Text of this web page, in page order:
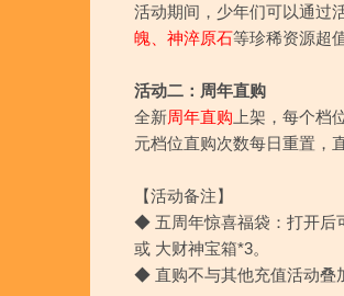
活动期间，少年们可以通过
魄
神淬原石等珍稀资源超
活动二：周年直购
全新周年直购 上架，每个
元档位直购次数每日重置，
【活动备注】
◆ 五周年惊喜福袋：打开后
或 大财神宝箱*3。
◆ 直购不与其他充值活动叠